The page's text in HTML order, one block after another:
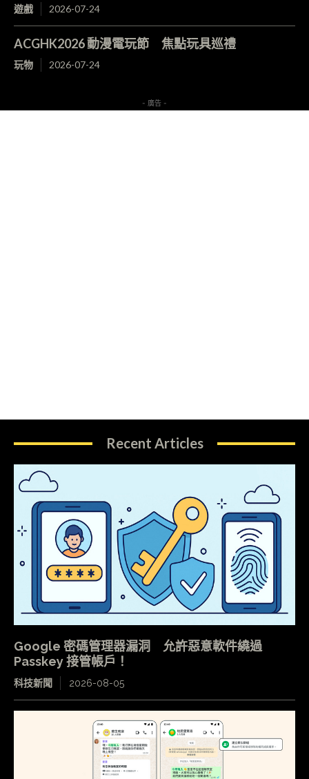
遊戲 2026-07-24
ACGHK2026 動漫電玩節 焦點玩具巡禮
玩物 2026-07-24
- 廣告 -
Recent Articles
Google 密碼管理器漏洞 允許惡意軟件繞過
Passkey 接管帳戶！
科技新聞 2026-08-05